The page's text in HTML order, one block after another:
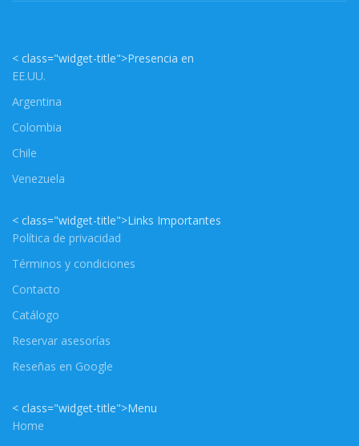
< class="widget-title">Presencia en
EE.UU.
Argentina
Colombia
Chile
Venezuela
< class="widget-title">Links Importantes
Política de privacidad
Términos y condiciones
Contacto
Catálogo
Reservar asesorías
Reseñas en Google
< class="widget-title">Menu
Home